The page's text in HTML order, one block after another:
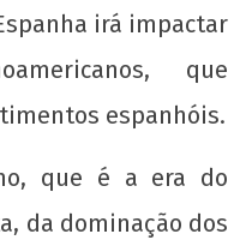
eleições para o
da majoritária da
irá impactar
que
espanhóis.
que é a era do
da dominação dos